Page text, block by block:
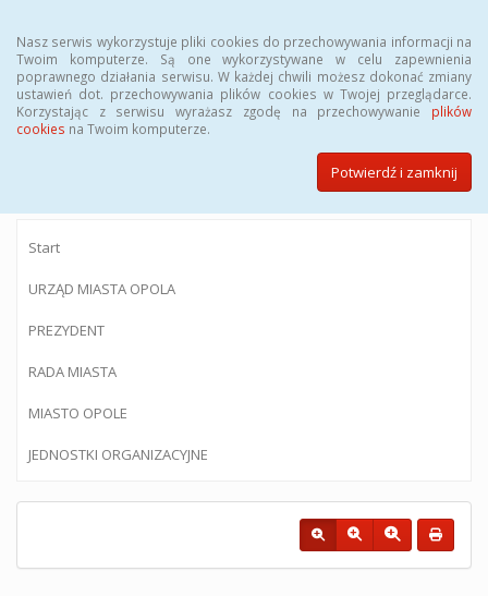
Nasz serwis wykorzystuje pliki cookies do przechowywania informacji na
Twoim komputerze. Są one wykorzystywane w celu zapewnienia
poprawnego działania serwisu. W każdej chwili możesz dokonać zmiany
ustawień dot. przechowywania plików cookies w Twojej przeglądarce.
Korzystając z serwisu wyrażasz zgodę na przechowywanie plików
cookies na Twoim komputerze.
Potwierdź i zamknij
BIULETYN INFORMACJI PUBLICZNEJ
Urzędu Miasta Opola
Start
URZĄD MIASTA OPOLA
PREZYDENT
RADA MIASTA
MIASTO OPOLE
JEDNOSTKI ORGANIZACYJNE